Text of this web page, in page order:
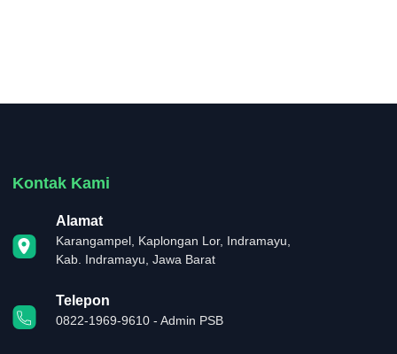
Kontak Kami
Alamat
Karangampel, Kaplongan Lor, Indramayu,
Kab. Indramayu, Jawa Barat
Telepon
0822-1969-9610 - Admin PSB